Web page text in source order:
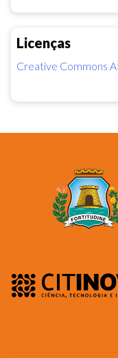
Licenças
Creative Commons